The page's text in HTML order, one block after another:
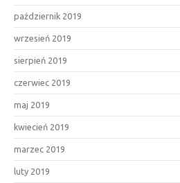
październik 2019
wrzesień 2019
sierpień 2019
czerwiec 2019
maj 2019
kwiecień 2019
marzec 2019
luty 2019